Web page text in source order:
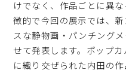
けでなく、作品ごとに異
徴的で今回の展示では、
スな静物画・パンチング
せて発表します。ポップ
に織り交ぜられた内田の作